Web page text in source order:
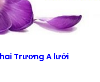
Trương A lưới